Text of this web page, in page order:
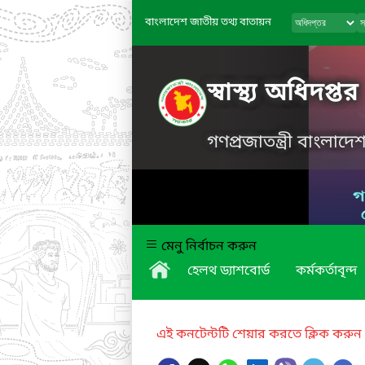
বাংলাদেশ জাতীয় তথ্য বাতায়ন
স্বাস্থ্য অধিদপ্তর
গণপ্রজাতন্ত্রী
মেনু নির্বাচন করুন
হেলথ ড্যাশবোর্ড
কর্মকর্তাবৃন্দ
এই কনটেন্টটি শেয়ার করতে ক্লিক করুন